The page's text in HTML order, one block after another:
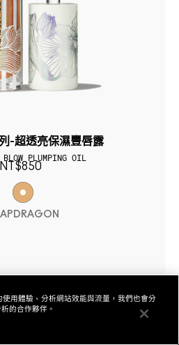
-超透亮保濕豐唇露
PLUMPING OIL
NT$850
贈品！
使用體驗、分析網站效能與流量，我們也會分
的合作夥伴。